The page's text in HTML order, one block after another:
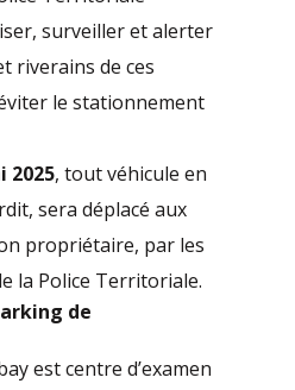
surveiller et alerter
riverains de ces
le stationnement
2025, tout véhicule en
sera déplacé aux
propriétaire, par les
la Police Territoriale.
de
:
est centre d’examen